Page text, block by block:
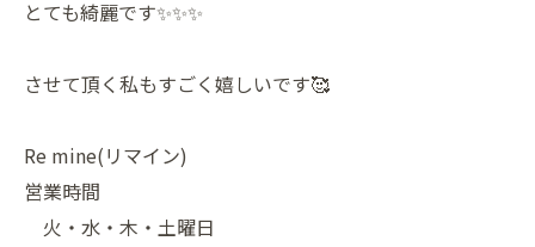
とても綺麗です✨✨✨
させて頂く私もすごく嬉しいです🥰
Re mine(リマイン)
営業時間
火・水・木・土曜日